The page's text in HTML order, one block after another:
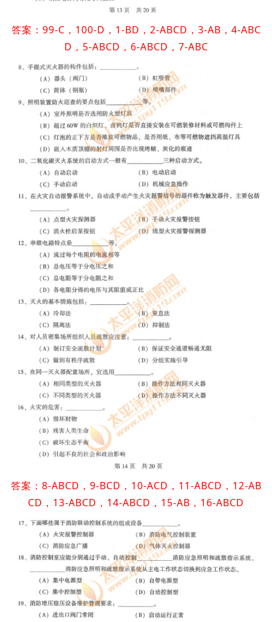
答案：99-C，100-D，1-BD，2-ABCD，3-AB，4-ABC
D，5-ABCD，6-ABCD，7-ABC
答案：8-ABCD，9-BCD，10-ACD，11-ABCD，12-AB
CD，13-ABCD，14-ABCD，15-AB，16-ABCD